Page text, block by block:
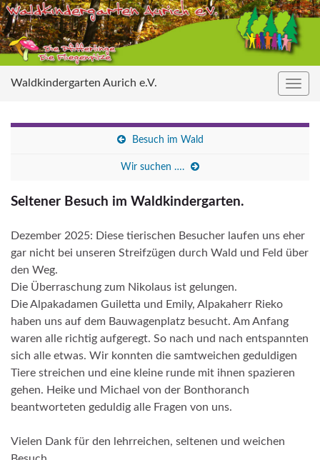
Waldkindergarten Aurich e.V.
Besuch im Wald
Wir suchen ….
Seltener Besuch im Waldkindergarten.
Dezember 2025: Diese tierischen Besucher laufen uns eher
gar nicht bei unseren Streifzügen durch Wald und Feld über
den Weg.
Die Überraschung zum Nikolaus ist gelungen.
Die Alpakadamen Guiletta und Emily, Alpakaherr Rieko
haben uns auf dem Bauwagenplatz besucht. Am Anfang
waren alle richtig aufgeregt. So nach und nach entspannten
sich alle etwas. Wir konnten die samtweichen geduldigen
Tiere streichen und eine kleine runde mit ihnen spazieren
gehen. Heike und Michael von der Bonthoranch
beantworteten geduldig alle Fragen von uns.
Vielen Dank für den lehrreichen, seltenen und weichen